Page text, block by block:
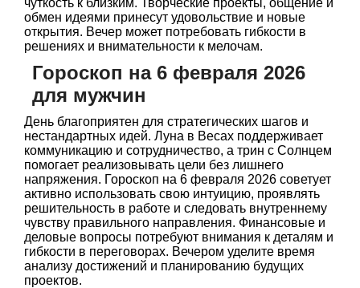
чуткость к близким. Творческие проекты, общение и
обмен идеями принесут удовольствие и новые
открытия. Вечер может потребовать гибкости в
решениях и внимательности к мелочам.
Гороскоп на 6 февраля 2026
для мужчин
День благоприятен для стратегических шагов и
нестандартных идей. Луна в Весах поддерживает
коммуникацию и сотрудничество, а трин с Солнцем
помогает реализовывать цели без лишнего
напряжения. Гороскоп на 6 февраля 2026 советует
активно использовать свою интуицию, проявлять
решительность в работе и следовать внутреннему
чувству правильного направления. Финансовые и
деловые вопросы потребуют внимания к деталям и
гибкости в переговорах. Вечером уделите время
анализу достижений и планированию будущих
проектов.